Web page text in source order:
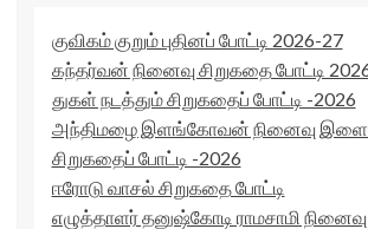
குவிகம் குறும் புதினப் போட்டி 2026-27
கந்தர்வன் நினைவு சிறுகதை போட்டி
துகள் நடத்தும் சிறுகதைப் போட்டி -2026
அந்திமழை இளங்கோவன் நினைவு
சிறுகதைப் போட்டி -2026
ஈரோடு வாசல் சிறுகதை போட்டி
எழுத்தாளர் தனுஷ்கோடி ராமசாமி நினைவு